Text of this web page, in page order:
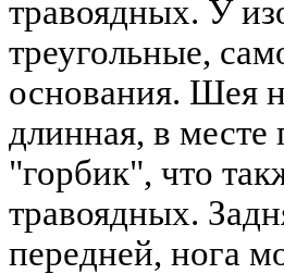
травоядных. У
треугольные,
основания. Шея
длинная, в
"горбик", что
травоядных.
передней, нога